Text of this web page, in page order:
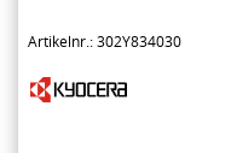
Artikelnr.: 302Y834030